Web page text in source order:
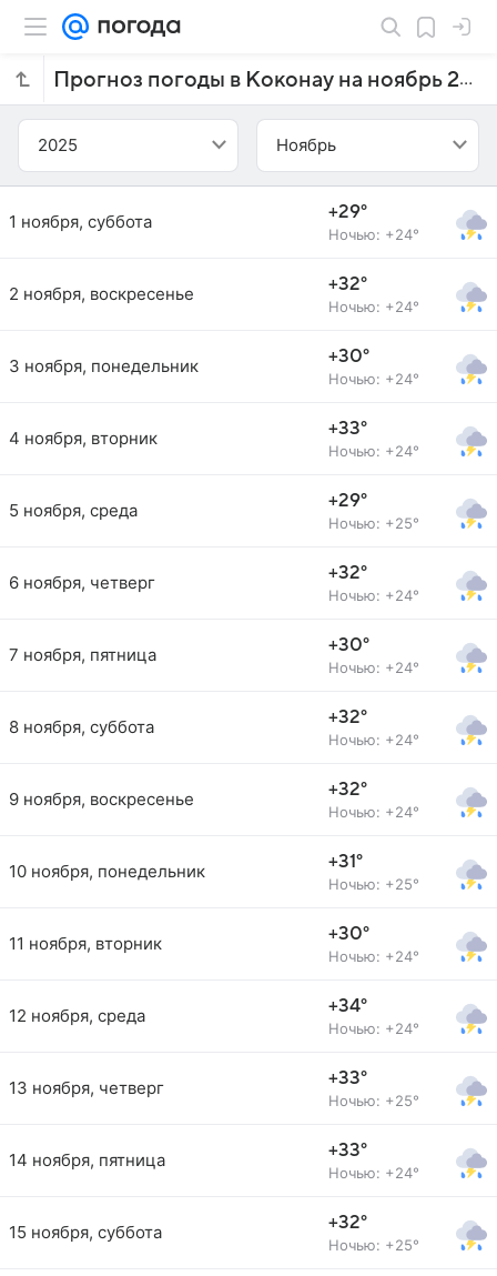
Прогноз погоды в Коконау на ноябрь 2025 года
2025 Ноябрь
1 ноября, суббота +29°
Ночью: +24°
2 ноября, воскресенье +32°
Ночью: +24°
3 ноября, понедельник +30°
Ночью: +24°
4 ноября, вторник +33°
Ночью: +24°
5 ноября, среда +29°
Ночью: +25°
6 ноября, четверг +32°
Ночью: +24°
7 ноября, пятница +30°
Ночью: +24°
8 ноября, суббота +32°
Ночью: +24°
9 ноября, воскресенье +32°
Ночью: +24°
10 ноября, понедельник +31°
Ночью: +25°
11 ноября, вторник +30°
Ночью: +24°
12 ноября, среда +34°
Ночью: +24°
13 ноября, четверг +33°
Ночью: +25°
14 ноября, пятница +33°
Ночью: +24°
15 ноября, суббота +32°
Ночью: +25°